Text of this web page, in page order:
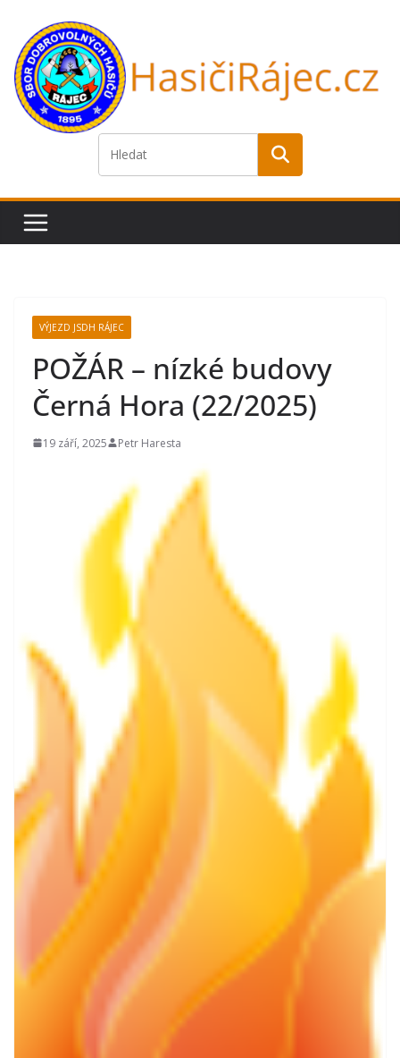
obsah
VÝJEZD JSDH RÁJEC
POŽÁR – nízké budovy
Černá Hora (22/2025)
19 září, 2025 Petr Haresta